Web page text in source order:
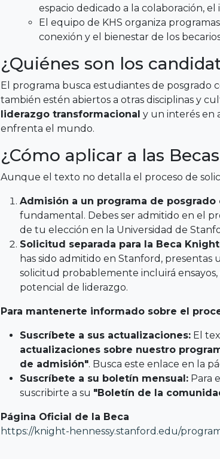
espacio dedicado a la colaboración,
El equipo de KHS organiza
conexión y el bienestar de los
¿Quiénes son los
El programa busca estudiantes de
también estén abiertos a otras disciplinas y
liderazgo transformacional y un interés en
enfrenta el mundo.
¿Cómo aplicar a las
Aunque el texto no detalla el proceso de
Admisión a un programa de posgrado
fundamental. Debes ser admitido en el
de tu elección en la Universidad de
Solicitud separada para la Beca
has sido admitido en Stanford, presentas
solicitud probablemente incluirá
potencial de liderazgo.
Para mantenerte informado sobre el
Suscríbete a sus actualizaciones:El
actualizaciones sobre nuestro
de admisión". Busca este enlace en la
Suscríbete a su boletín mensual:Para
suscribirte a su "Boletín de la
Página Oficial de la Beca
https://knight-hennessy.stanford.edu/